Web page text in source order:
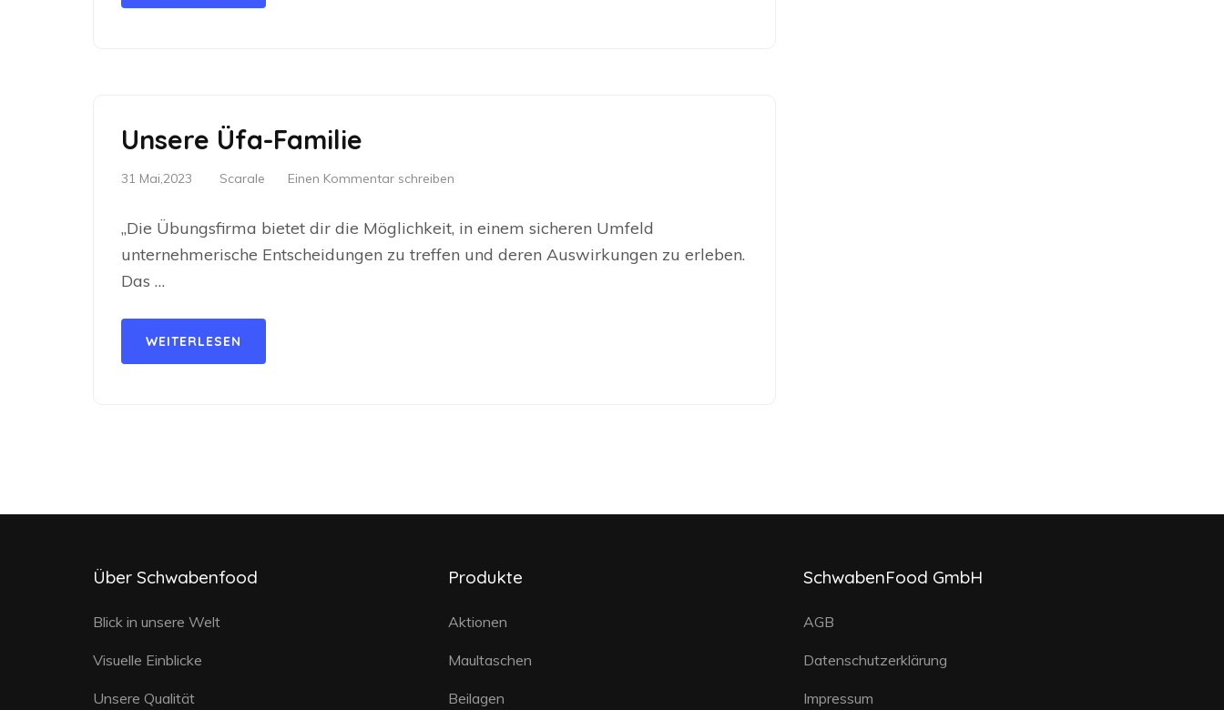
Unsere Üfa-Familie
31 Mai,2023 Scarale Einen Kommentar schreiben
„Die Übungsfirma bietet dir die Möglichkeit, in einem sicheren Umfeld
unternehmerische Entscheidungen zu treffen und deren Auswirkungen zu erleben.
Das …
WEITERLESEN
Über Schwabenfood
Blick in unsere Welt
Visuelle Einblicke
Unsere Qualität
Produkte
Aktionen
Maultaschen
Beilagen
SchwabenFood GmbH
AGB
Datenschutzerklärung
Impressum